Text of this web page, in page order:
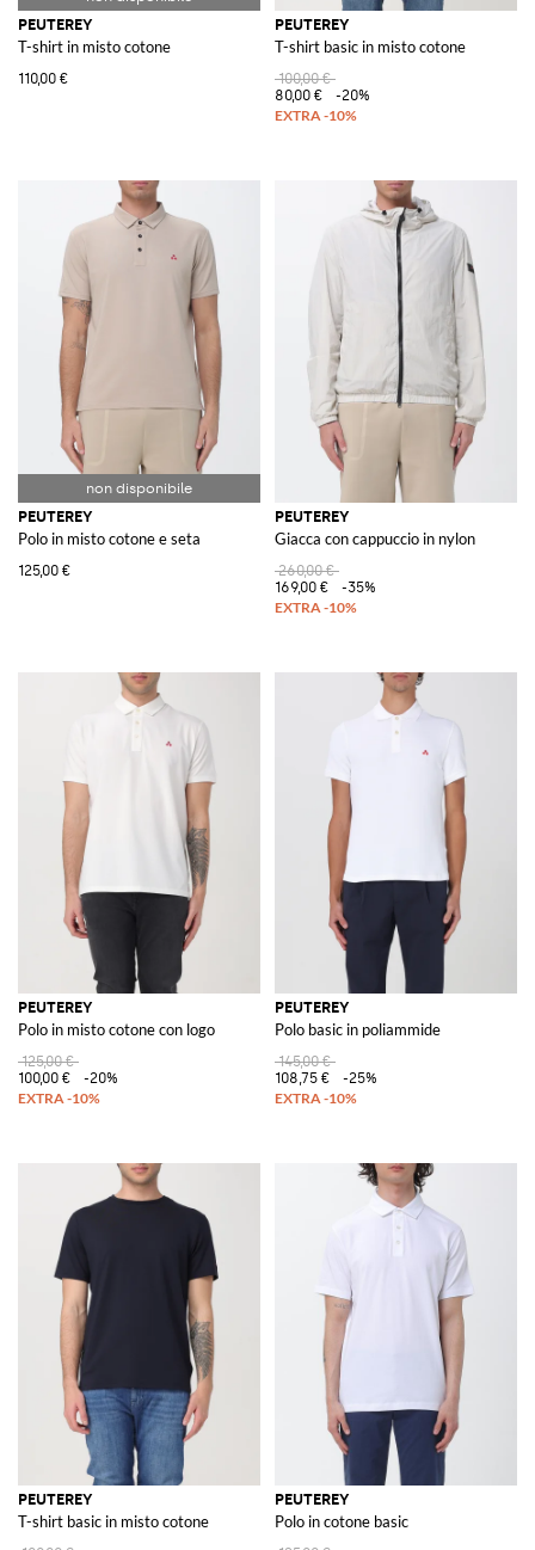
PEUTEREY
T-shirt in misto cotone
110,00 €
PEUTEREY
T-shirt basic in misto cotone
100,00 €
80,00 €
-20%
PEUTEREY
Polo in misto cotone e seta
125,00 €
PEUTEREY
Giacca con cappuccio in nylon
260,00 €
169,00 €
-35%
PEUTEREY
Polo in misto cotone con logo
125,00 €
100,00 €
-20%
PEUTEREY
Polo basic in poliammide
145,00 €
108,75 €
-25%
PEUTEREY
T-shirt basic in misto cotone
PEUTEREY
Polo in cotone basic